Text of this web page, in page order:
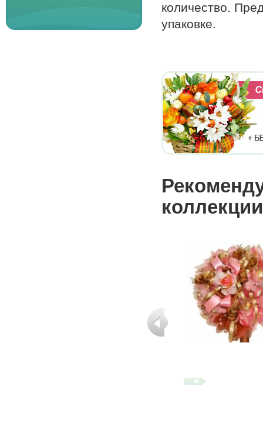
количество.
упаковке.